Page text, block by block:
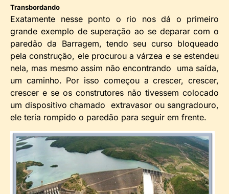
Transbordando
Exatamente nesse ponto o rio nos dá o primeiro
grande exemplo de superação ao se deparar com o
paredão da Barragem, tendo seu curso bloqueado
pela construção, ele procurou a várzea e se estendeu
nela, mas mesmo assim não encontrando uma saída,
um caminho. Por isso começou a crescer, crescer,
crescer e se os construtores não tivessem colocado
um dispositivo chamado extravasor ou sangradouro,
ele teria rompido o paredão para seguir em frente.